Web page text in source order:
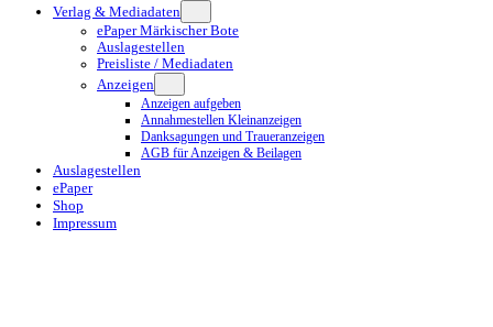
Verlag & Mediadaten
ePaper Märkischer Bote
Auslagestellen
Preisliste / Mediadaten
Anzeigen
Anzeigen aufgeben
Annahmestellen Kleinanzeigen
Danksagungen und Traueranzeigen
AGB für Anzeigen & Beilagen
Auslagestellen
ePaper
Shop
Impressum